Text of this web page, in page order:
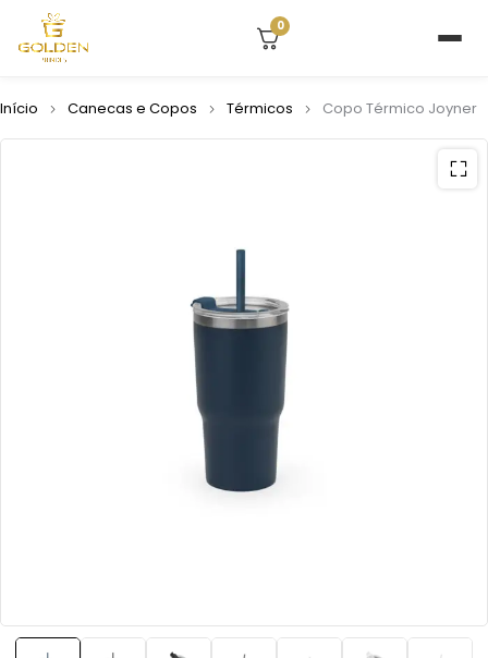
0
Início Canecas e Copos Térmicos Copo Térmico Joyner